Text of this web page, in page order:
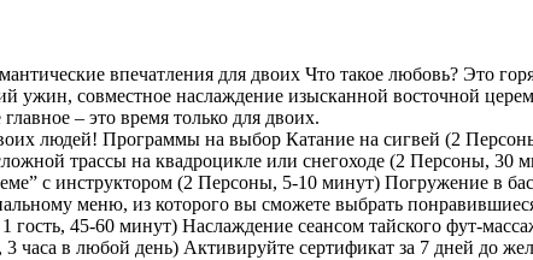
впечатления для двоих Что такое любовь? Это
ужин, совместное наслаждение изысканной восточной
– это время только для двоих.
людей! Программы на выбор Катание на сигвей (2
трассы на квадроцикле или снегоходе (2 Персоны, 30
с инструктором (2 Персоны, 5-10 минут) Погружение в
меню, из которого вы сможете выбрать
гость, 45-60 минут) Наслаждение сеансом тайского фут-
часа в любой день) Активируйте сертификат за 7 дней до